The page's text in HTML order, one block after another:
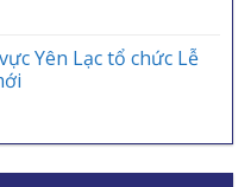
Yên Lạc tổ chức Lễ